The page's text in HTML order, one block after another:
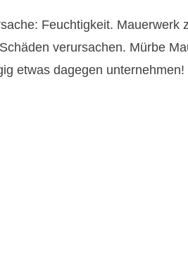
Feuchtigkeit.
verursachen. Mürbe
etwas dagegen unternehmen!